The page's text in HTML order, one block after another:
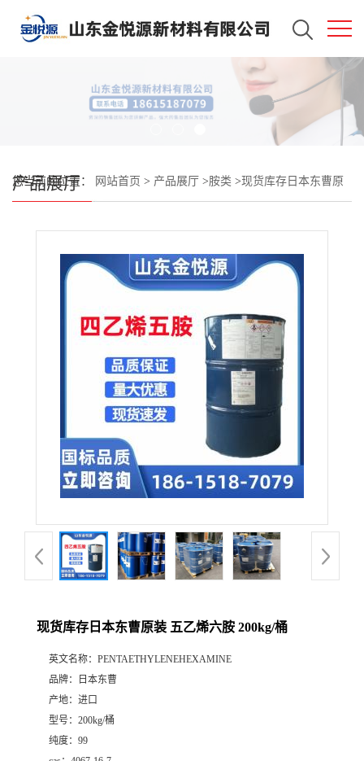
产品展厅
您当前的位置： 网站首页 > 产品展厅 >胺类 >现货库存日本东曹原
现货库存日本东曹原装 五乙烯六胺 200kg/桶
英文名称： PENTAETHYLENEHEXAMINE
品牌：
日本东曹
产地： 进口
型号： 200kg/桶
纯度： 99